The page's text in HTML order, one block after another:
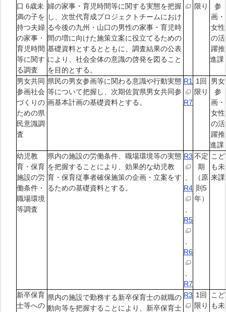
口 6歳未
満の子を
持つ夫婦
の家事・
育児時間
等に関す
る調査
婦の家事・育児時間等に関する実態を把握
し、次世代育成プロジェクトチームにおけ
る今後の九州・山口の男性の家事・育児時
間の増に向けた施策立案に役立てるための
基礎資料とするとともに、調査結果の公表
により、社会全体の意識の啓発を図ること
を目的とする。
限り
参
画・
女性
の活
躍推
進課
男女共同
参画社会
づくりの
ための県
民意識調
査
県民の男女参画等に関わる意識や行動実態
等について把握し、次期佐賀県男女共同参
画基本計画の基礎資料とする。
R1
R7
1回
限り
男女
参
画・
女性
の活
躍推
進課
幼児教
育・保育
施設の労
働条件・
職場環境
等調査
県内の施設の労働条件、職場環境等の実態
を把握することにより、効果的な幼児教
育・保育従事者確保施策の企画・立案をす
るための基礎資料とする。
R3
R4
R5
R6
R7
不定
期
（原
則5
年）
こど
も未
来課
新卒保育
士等への
県内の施設で勤務する新卒保育士の就職の
動向等を把握することにより、新卒保育士
R3 1回
限り
こど
も未